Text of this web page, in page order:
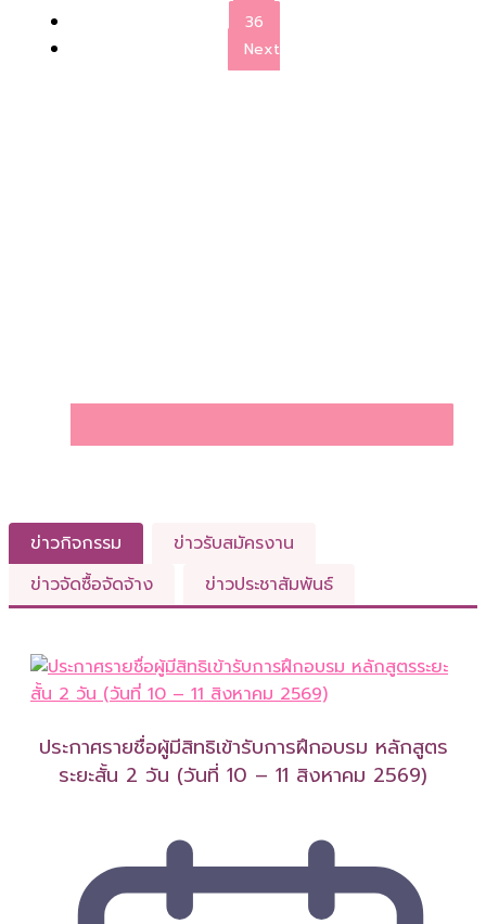
36
Next
ข่าวกิจกรรม
ข่าวรับสมัครงาน
ข่าวจัดซื้อจัดจ้าง
ข่าวประชาสัมพันธ์
ประกาศรายชื่อผู้มีสิทธิเข้ารับการฝึกอบรม หลักสูตร
ระยะสั้น 2 วัน (วันที่ 10 – 11 สิงหาคม 2569)